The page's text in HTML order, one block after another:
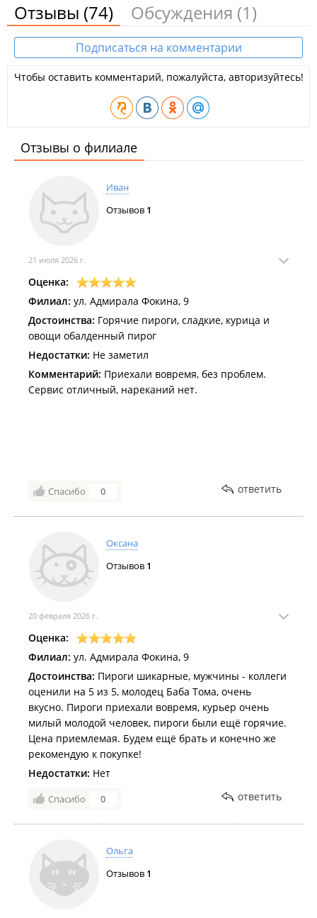
Отзывы (74) Обсуждения (1)
Подписаться на комментарии
Чтобы оставить комментарий, пожалуйста, авторизуйтесь!
Отзывы о филиале
Иван
Отзывов 1
21 июля 2026 г.
Оценка:
Филиал: ул. Адмирала Фокина, 9
Достоинства: Горячие пироги, сладкие, курица и
овощи обалденный пирог
Недостатки: Не заметил
Комментарий: Приехали вовремя, без проблем.
Сервис отличный, нареканий нет.
Спасибо 0 ответить
Оксана
Отзывов 1
20 февраля 2026 г.
Оценка:
Филиал: ул. Адмирала Фокина, 9
Достоинства: Пироги шикарные, мужчины - коллеги
оценили на 5 из 5, молодец Баба Тома, очень
вкусно. Пироги приехали вовремя, курьер очень
милый молодой человек, пироги были ещё горячие.
Цена приемлемая. Будем ещё брать и конечно же
рекомендую к покупке!
Недостатки: Нет
Спасибо 0 ответить
Ольга
Отзывов 1